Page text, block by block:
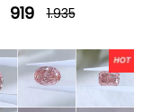
919 1.935